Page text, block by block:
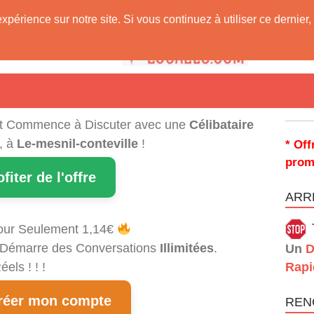
sur notre site. Si vous continuez à utiliser ce
à Discuter avec une Célibataire
à Le-mesnil-conteville !
de l'offre
Seulement 1,14€
des Conversations Illimitées.
! ! !
mon compte
*
Un